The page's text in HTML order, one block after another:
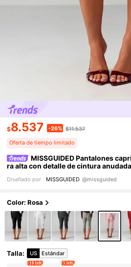
$8.537 -26% $11.537
Oferta de tiempo limitado
MISSGUIDED Pantalones
ra alta con detalle de cintura
en primavera y verano
Diseñado por MISSGUIDED @missguided
Color: Rosa
Talla: US Estándar
10 left 5 left